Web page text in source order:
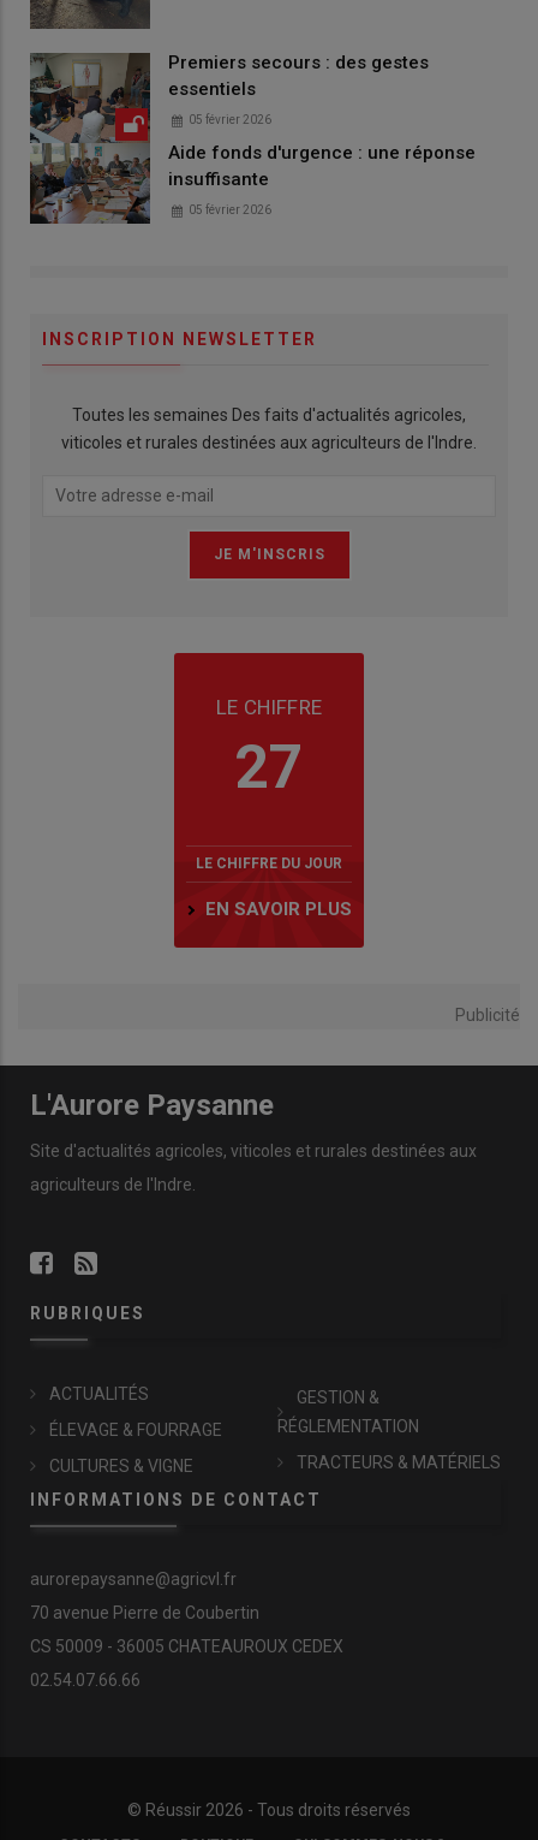
Premiers secours : des gestes
essentiels
05 février 2026
Aide fonds d'urgence : une réponse
insuffisante
05 février 2026
INSCRIPTION NEWSLETTER
Toutes les semaines Des faits d'actualités agricoles,
viticoles et rurales destinées aux agriculteurs de l'Indre.
LE CHIFFRE
27
LE CHIFFRE DU JOUR
EN SAVOIR PLUS
Publicité
L'Aurore Paysanne
Site d'actualités agricoles, viticoles et rurales destinées aux
agriculteurs de l'Indre.
RUBRIQUES
ACTUALITÉS
ÉLEVAGE & FOURRAGE
CULTURES & VIGNE
GESTION &
RÉGLEMENTATION
TRACTEURS & MATÉRIELS
INFORMATIONS DE CONTACT
aurorepaysanne@agricvl.fr
70 avenue Pierre de Coubertin
CS 50009 - 36005 CHATEAUROUX CEDEX
02.54.07.66.66
© Réussir 2026 - Tous droits réservés
FOOTER